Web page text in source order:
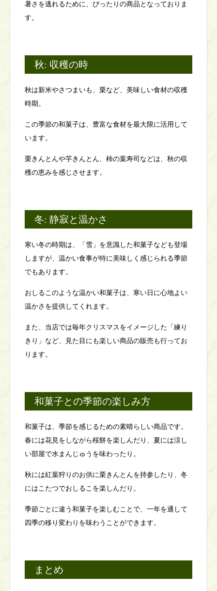
暑さを逃れるために、ぴったりの商品となっておりま
す。
秋: 収穫の時
秋は新米やさつまいも、栗など、美味しい食材の収穫
時期。
この季節の和菓子は、豊富な食材を最大限に活用して
います。
栗きんとんや芋きんとん、柿の葉寿司などは、秋の収
穫の恵みを感じさせます。
冬: 静寂と温かさ
寒い冬の時期は、「雪」を意識した和菓子なども登場
しますが、温かい食事が特に美味しく感じられる季節
でもあります。
おしるこのような温かい和菓子は、寒い日に心地よい
温かさを提供してくれます。
また、当店では毎年クリスマスをイメージした「練り
きり」など、見た目にも楽しい商品の販売も行ってお
ります。
和菓子との季節の楽しみ方
和菓子は、季節を感じるための素晴らしい商品です。
春には花見をしながら桜餅を楽しんだり、夏には涼し
い部屋で水まんじゅうを味わったり。
秋には紅葉狩りのお供に栗きんとんを持参したり、冬
にはこたつでおしるこを楽しんだり。
季節ごとに違う和菓子を楽しむことで、一年を通して
四季の移り変わりを味わうことができます。
まとめ